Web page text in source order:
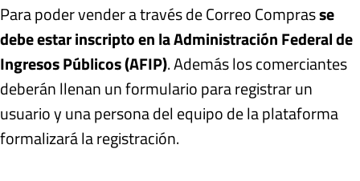
Para poder vender a través de Correo Comprasse
debe estar inscripto en la Administración Federal de
Ingresos Públicos (AFIP). Además los comerciantes
deberán llenan un formulario para registrar un
usuario y una persona del equipo de la plataforma
formalizará la registración.